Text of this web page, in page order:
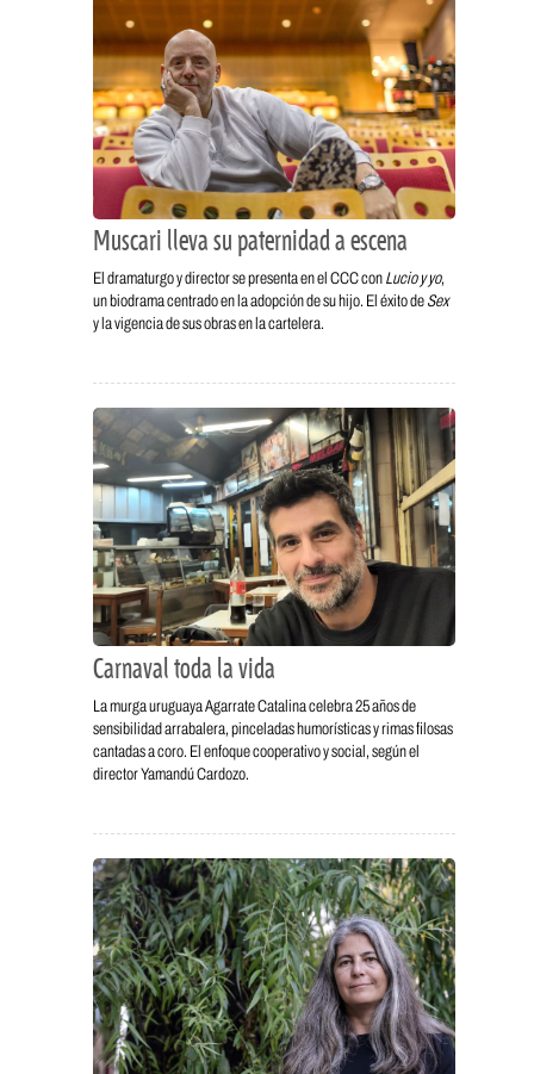
Muscari lleva su paternidad a escena
El dramaturgo y director se presenta en el CCC con Lucio y yo,
un biodrama centrado en la adopción de su hijo. El éxito de Sex
y la vigencia de sus obras en la cartelera.
Carnaval toda la vida
La murga uruguaya Agarrate Catalina celebra 25 años de
sensibilidad arrabalera, pinceladas humorísticas y rimas filosas
cantadas a coro. El enfoque cooperativo y social, según el
director Yamandú Cardozo.